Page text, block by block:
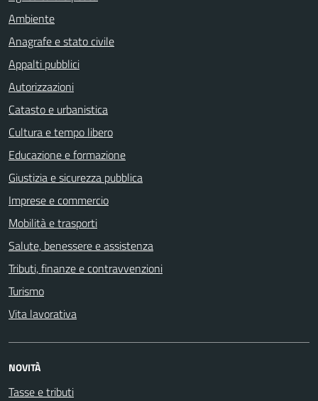
Ambiente
Anagrafe e stato civile
Appalti pubblici
Autorizzazioni
Catasto e urbanistica
Cultura e tempo libero
Educazione e formazione
Giustizia e sicurezza pubblica
Imprese e commercio
Mobilità e trasporti
Salute, benessere e assistenza
Tributi, finanze e contravvenzioni
Turismo
Vita lavorativa
NOVITÀ
Tasse e tributi